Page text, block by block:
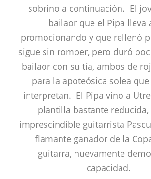
sobrino a continuación. El
bailaor que el Pipa lleva
promocionando y que rellenó
sigue sin romper, pero duró
bailaor con su tía, ambos de
para la apoteósica solea
interpretan. El Pipa vino a
plantilla bastante reducida,
imprescindible guitarrista
flamante ganador de la
guitarra, nuevamente
capacidad.